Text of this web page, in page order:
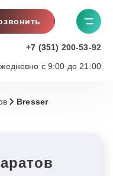
+7 (351) 200-53-92
с 9:00 до 21:00
Bresser